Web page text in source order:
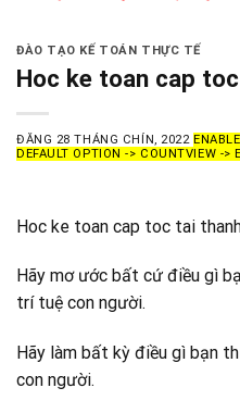
ĐÀO TẠO KẾ TOÁN THỰC TẾ
Hoc ke toan cap
ĐĂNG 28 THÁNG CHÍN, 2022
DEFAULT OPTION -> COUNTVIEW ->
Hoc ke toan cap toc tai
Hãy mơ ước bất cứ điều gì
trí tuệ con người.
Hãy làm bất kỳ điều gì bạn
con người.